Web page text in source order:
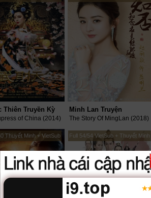
Thiên Truyền Kỳ
of China (2014)
Minh Lan Truyện
The Story Of MingLan (2018)
Thuyết Minh + VietSub Full 54/54 VietSub + Thuyết Minh